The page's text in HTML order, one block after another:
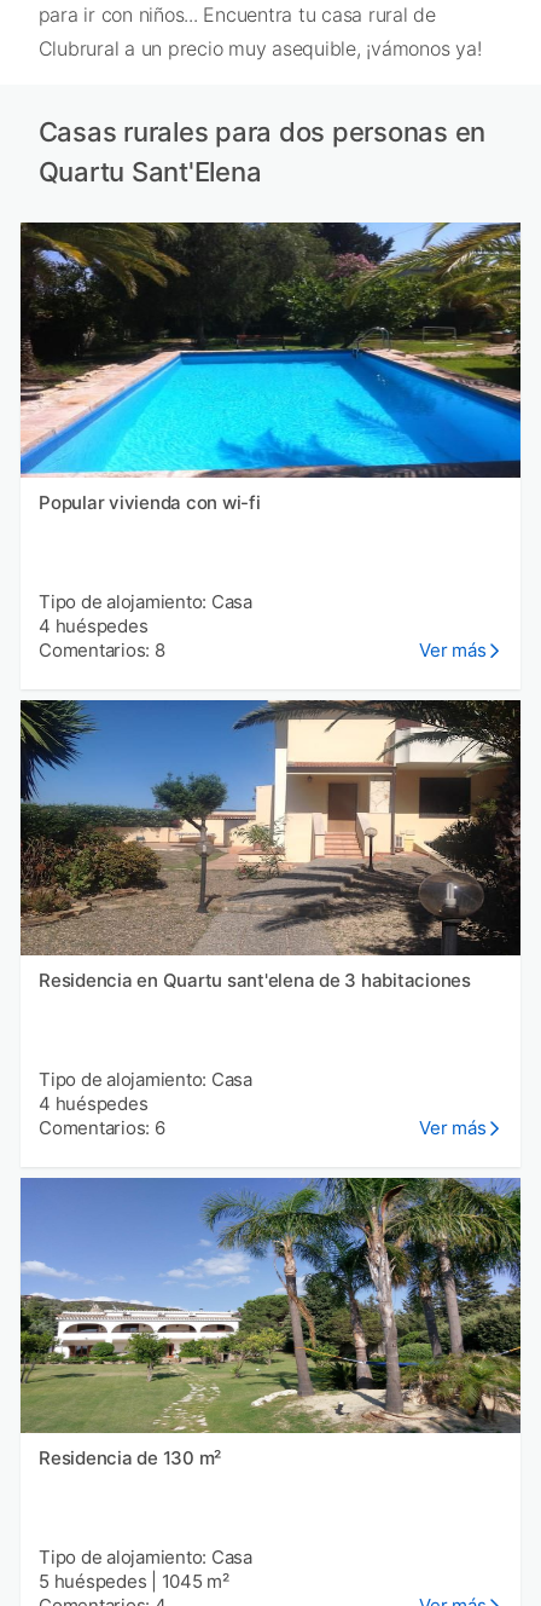
para ir con niños... Encuentra tu casa rural de
Clubrural a un precio muy asequible, ¡vámonos ya!
Casas rurales para dos personas en
Quartu Sant'Elena
Popular vivienda con wi-fi
Tipo de alojamiento: Casa
4 huéspedes
Comentarios: 8
Ver más
Residencia en Quartu sant'elena de 3 habitaciones
Tipo de alojamiento: Casa
4 huéspedes
Comentarios: 6
Ver más
Residencia de 130 m²
Tipo de alojamiento: Casa
5 huéspedes
1045 m²